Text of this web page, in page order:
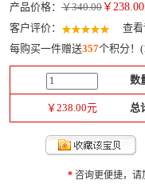
产品价格： ￥340.00 ￥ 238.00
客户评价：
查
每购买一件赠送357个积分！
数
￥238.00元 总
*咨询更便捷，请